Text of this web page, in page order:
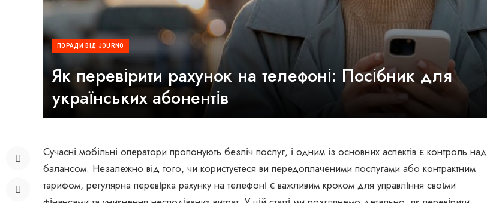
ПОРАДИ ВІД JOURNO
Як перевірити рахунок на телефоні: Посібник для
українських абонентів
Сучасні мобільні оператори пропонують безліч послуг, і одним із основних аспектів є контроль над
балансом. Незалежно від того, чи користуєтеся ви передоплаченими послугами або контрактним
тарифом, регулярна перевірка рахунку на телефоні є важливим кроком для управління своїми